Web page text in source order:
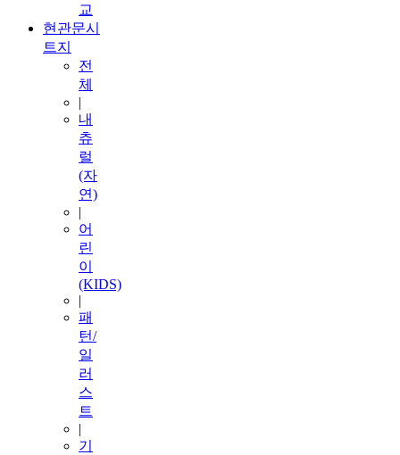
교
현관문시
트지
전
체
|
내
츄
럴
(자
연)
|
어
린
이
(KIDS)
|
패
턴/
일
러
스
트
|
기